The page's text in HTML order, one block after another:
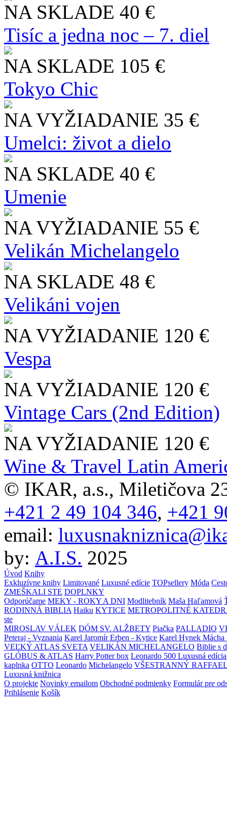
NA SKLADE 40 €
Tisíc a jedna noc – 7. diel
NA SKLADE 105 €
Tokyo Chic
NA VYŽIADANIE 35 €
Umelci: život a dielo
NA SKLADE 40 €
Umenie
NA VYŽIADANIE 55 €
Velikán Michelangelo
NA SKLADE 48 €
Velikáni vojen
NA VYŽIADANIE 120 €
Vespa
NA VYŽIADANIE 120 €
Vintage Cars (2nd Edition)
NA VYŽIADANIE 120 €
Wine & Travel Latin
© IKAR, a.s., Miletičova
+421 2 49 104 346, +421
email:
by: A.I.S. 2025
Úvod Knihy
Exkluzívne knihy Limitované Luxusné edície TOPsellery Móda
ZMEŠKALI STE DOPLNKY
Odporúčame MEKY - ROKY A DNI Modlitebník Maša Haľamová
RODINNÁ BIBLIA Haiku KYTICE METROPOLITNÉ
ste
MIROSLAV VÁLEK DÓM SV. ALŽBETY Piačka PALLADIO
Peteraj - Vyznania Karel Jaromír Erben - Kytice Karel Hynek Mácha
VEĽKÝ ATLAS SVETA VELIKÁN MICHELANGELO Biblie s
GLÓBUS & ATLAS Harry Potter box Leonardo 500 Luxusná edícia
kaplnka OTTO Leonardo Michelangelo VŠESTRANNÝ
Luxusná knižnica
O projekte Novinky emailom Obchodné podmienky Formulár pre
Prihlásenie Košík